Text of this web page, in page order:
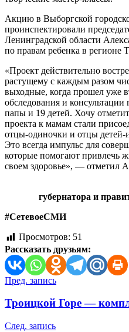
Акцию в Выборгской
проинспектировали
Ленинградской области
по правам ребенка в регионе
«Проект действительно
растущему с каждым разом
выходные, когда прошел уже
обследования и
папы и 19 детей. Хочу
проекта к мамам стали
отцы-одиночки и отцы
Это всегда импульс для
которые помогают привлечь
своем здоровье», — отметил
губернатора и
#СетевоеСМИ
Просмотров: 51
Рассказать друзьям:
Навигация
по
записям
Пред. запись
Троицкой Горе —
След. запись